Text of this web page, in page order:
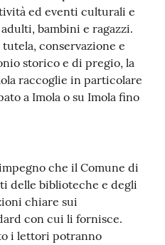
ed eventi culturali e
bambini e ragazzi.
conservazione e
storico e di pregio, la
raccoglie in particolare
a Imola o su Imola fino
che il Comune di
delle biblioteche e degli
chiare sui
con cui li fornisce.
i lettori potranno